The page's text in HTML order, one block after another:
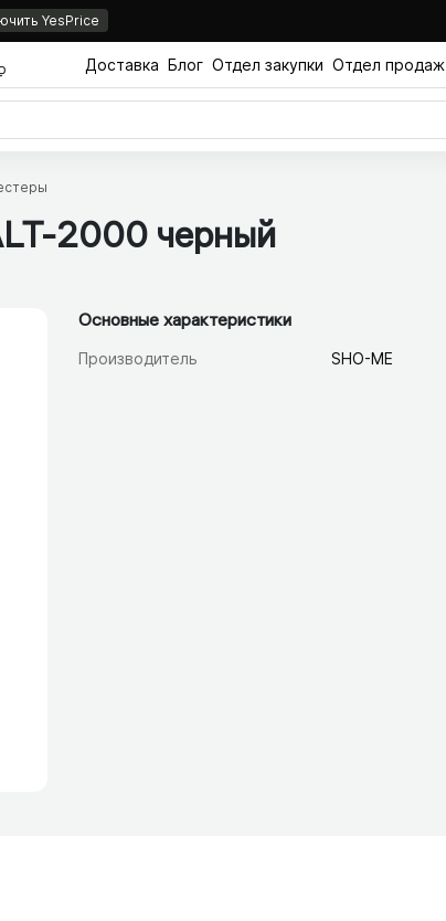
YesPrice
Доставка Блог Отдел закупки Отдел продаж
2000 черный
Основные характеристики
Производитель SHO-ME